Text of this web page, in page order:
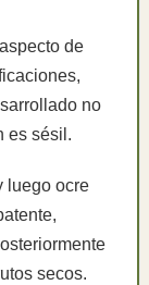
de
no
es sésil.
luego ocre
secos.